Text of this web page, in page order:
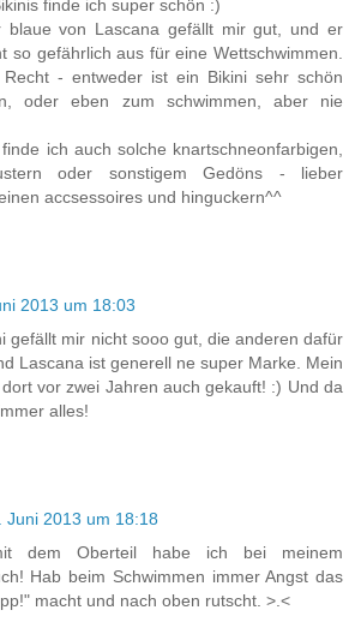
finde ich super schön :)
blaue von Lascana gefällt mir gut, und er
so gefährlich aus für eine Wettschwimmen.
- entweder ist ein Bikini sehr schön
oder eben zum schwimmen, aber nie
ich auch solche knartschneonfarbigen,
oder sonstigem Gedöns - lieber
accsessoires und hinguckern^^
2013 um 18:03
gefällt mir nicht sooo gut, die anderen dafür
Lascana ist generell ne super Marke. Mein
vor zwei Jahren auch gekauft! :) Und da
alles!
Juni 2013 um 18:18
dem Oberteil habe ich bei meinem
Hab beim Schwimmen immer Angst das
macht und nach oben rutscht. >.<